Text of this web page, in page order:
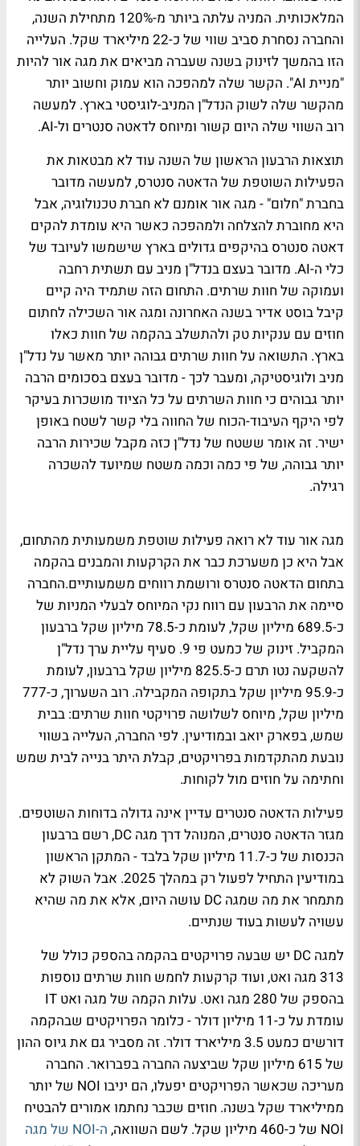
המלאכותית. המניה עלתה ביותר מ-120% מתחילת השנה,
והחברה נסחרת סביב שווי של כ-22 מיליארד שקל. העלייה
הזו בהמשך לזינוק בשנה שעברה מביאים את מגה אור להיות
"מניית AI". הקשר שלה למהפכה הוא עמוק וחשוב יותר
מהקשר שלה לשוק הנדל"ן המניב-לוגיסטי בארץ. למעשה
רוב השווי שלה היום קשור ומיוחס לדאטה סנטרים ול-AI.
תוצאות הרבעון הראשון של השנה עוד לא מבטאות את
הפעילות השוטפת של הדאטה סנטרס, למעשה מדובר
בחברת "חלום" - מגה אור אומנם לא חברת טכנולוגיה, אבל
היא מחוברת להצלחה ולמהפכה כאשר היא עומדת להקים
דאטה סנטרס בהיקפים גדולים בארץ שישמשו לעיובד של
כלי ה-AI. מדובר בעצם בנדל"ן מניב עם תשתית רחבה
ועמוקה של חוות שרתים. התחום הזה שתמיד היה קיים
קיבל בוסט אדיר בשנה האחרונה ומגה אור השכילה לחתום
חוזים עם ענקיות טק ולהתשלב בהקמה של חוות כאלו
בארץ. התשואה על חוות שרתים גבוהה יותר מאשר על נדל"ן
מניב ולוגיסטיקה, ומעבר לכך - מדובר בעצם בסכומים הרבה
יותר גבוהים כי חוות השרתים על כל הציוד מושכרות בעיקר
לפי היקף העיבוד-הכוח של החווה בלי קשר לשטח באופן
ישיר. זה אומר ששטח של נדל"ן כזה מקבל שכירות הרבה
יותר גבוהה, של פי כמה וכמה משטח שמיועד להשכרה
רגילה.
מגה אור עוד לא רואה פעילות שוטפת משמעותית מהתחום,
אבל היא כן משערכת כבר את הקרקעות והמבנים בהקמה
בתחום הדאטה סנטרס ורושמת רווחים משמעותיים.החברה
סיימה את הרבעון עם רווח נקי המיוחס לבעלי המניות של
כ-689.5 מיליון שקל, לעומת כ-78.5 מיליון שקל ברבעון
המקביל. זינוק של כמעט פי 9. סעיף עליית ערך נדל"ן
להשקעה נטו תרם כ-825.5 מיליון שקל ברבעון, לעומת
כ-95.9 מיליון שקל בתקופה המקבילה. רוב השערוך, כ-777
מיליון שקל, מיוחס לשלושה פרויקטי חוות שרתים: בבית
שמש, בפארק יואב ובמודיעין. לפי החברה, העלייה בשווי
נובעת מהתקדמות בפרויקטים, קבלת היתר בנייה לבית שמש
וחתימה על חוזים מול לקוחות.
פעילות הדאטה סנטרים עדיין אינה גדולה בדוחות השוטפים.
מגזר הדאטה סנטרים, המנוהל דרך מגה DC, רשם ברבעון
הכנסות של כ-11.7 מיליון שקל בלבד - המתקן הראשון
במודיעין התחיל לפעול רק במהלך 2025. אבל השוק לא
מתמחר את מה שמגה DC עושה היום, אלא את מה שהיא
עשויה לעשות בעוד שנתיים.
למגה DC יש שבעה פרויקטים בהקמה בהספק כולל של
313 מגה ואט, ועוד קרקעות לחמש חוות שרתים נוספות
בהספק של 280 מגה ואט. עלות הקמה של מגה ואט IT
עומדת על כ-11 מיליון דולר - כלומר הפרויקטים שבהקמה
דורשים כמעט 3.5 מיליארד דולר. זה מסביר גם את גיוס ההון
של 615 מיליון שקל שביצעה החברה בפברואר. החברה
מעריכה שכאשר הפרויקטים יפעלו, הם יניבו NOI של יותר
ממיליארד שקל בשנה. חוזים שכבר נחתמו אמורים להבטיח
NOI של כ-460 מיליון שקל. לשם השוואה,
ה-NOI של מגה